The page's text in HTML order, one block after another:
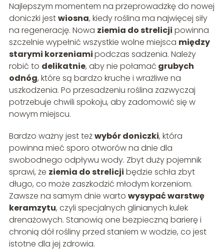
Najlepszym momentem na przeprowadzkę do nowej
doniczki jestwiosna, kiedy roślina ma najwięcej siły
na regenerację. Nowa ziemia do strelicji powinna
szczelnie wypełnić wszystkie wolne miejsca między
starymi korzeniamipodczas sadzenia. Należy
robić to delikatnie, aby nie połamać grubych
odnóg, które są bardzo kruche i wrażliwe na
uszkodzenia. Po przesadzeniu roślina zazwyczaj
potrzebuje chwili spokoju, aby zadomowić się w
nowym miejscu.
Bardzo ważny jest teżwybór doniczki, która
powinna mieć sporo otworów na dnie dla
swobodnego odpływu wody. Zbyt duży pojemnik
sprawi, że ziemia do strelicji będzie schła zbyt
długo, co może zaszkodzić młodym korzeniom.
Zawsze na samym dnie warto wysypać warstwę
keramzytu, czyli specjalnych glinianych kulek
drenażowych. Stanowią one bezpieczną barierę i
chronią dół rośliny przed staniem w wodzie, co jest
istotne dla jej zdrowia.